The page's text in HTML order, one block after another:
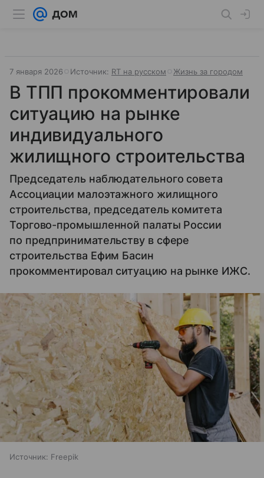
7 января 2026 Источник: RT на русском Жизнь за городом
В ТПП прокомментировали
ситуацию на рынке
индивидуального
жилищного строительства
Председатель наблюдательного совета
Ассоциации малоэтажного жилищного
строительства, председатель комитета
Торгово-промышленной палаты России
по предпринимательству в сфере
строительства Ефим Басин
прокомментировал ситуацию на рынке ИЖС.
Источник: Freepik